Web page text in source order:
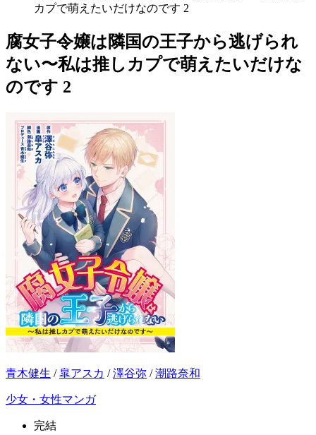
カプで萌えたいだけなのです 2
腐女子令嬢は隣国の王子から逃げられ
ない〜私は推しカプで萌えたいだけな
のです 2
青木健生 /皐アスカ /澤谷弥 /潮路奈和
少女・女性マンガ
完結